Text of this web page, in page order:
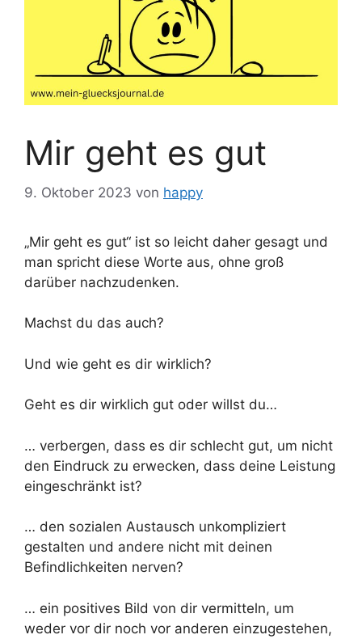
Mir geht es gut
9. Oktober 2023 von happy
„Mir geht es gut“ ist so leicht daher gesagt und
man spricht diese Worte aus, ohne groß
darüber nachzudenken.
Machst du das auch?
Und wie geht es dir wirklich?
Geht es dir wirklich gut oder willst du…
… verbergen, dass es dir schlecht gut, um nicht
den Eindruck zu erwecken, dass deine Leistung
eingeschränkt ist?
… den sozialen Austausch unkompliziert
gestalten und andere nicht mit deinen
Befindlichkeiten nerven?
… ein positives Bild von dir vermitteln, um
weder vor dir noch vor anderen einzugestehen,